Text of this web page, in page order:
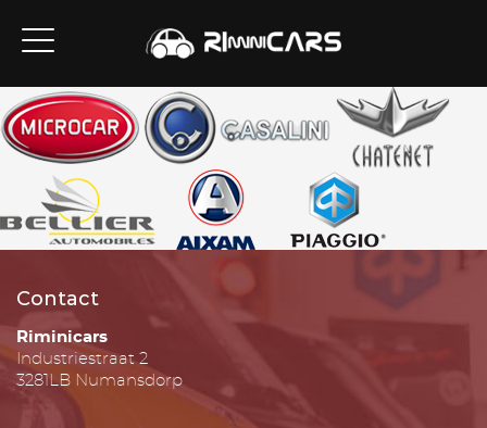
Contact
Riminicars
Industriestraat 2
3281LB Numansdorp